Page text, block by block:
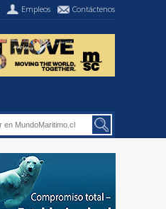
Empleos Contáctenos